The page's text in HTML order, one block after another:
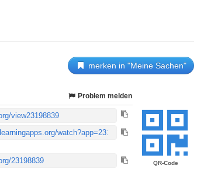
merken in "Meine Sachen"
QR-Code
Problem melden